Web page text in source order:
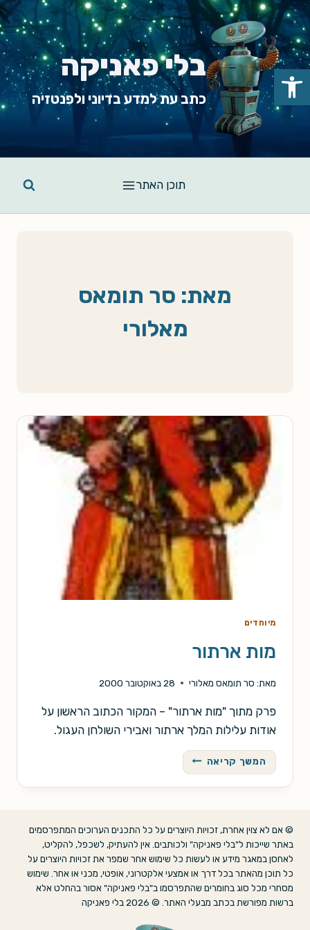
Skip
to
content
בלי פאניקה
כתב עת למדע בדיוני ולפנטזיה
תוכן האתר
מאת: סר תומאס
מאלורי
מיוחדים
מות ארתור
מאת: סר תומאס מאלורי 28 באוקטובר 2000
פרק מתוך "מות ארתור" – המקור הכתוב הראשון על
אודות עלילות המלך ארתור ואבירי השולחן העגול.
המשך קריאה מות
ארתור
© אם לא צוין אחרת, זכויות היוצרים על כל התכנים הערוכים המתפרסמים
באתר שייכות ל"בלי פאניקה" ולכותבים. אין להעתיק, לשכפל, להקליט,
לאחסן במאגר מידע או לעשות כל שימוש אחר שמפר את זכויות היוצרים על
כל תוכן מהאתר בכל דרך או אמצעי אלקטרוני, אופטי, מכני או אחר. שימוש
מסחרי מכל סוג בחומרים שהתפרסמו ב"בלי פאניקה" אסור בהחלט אלא
ברשות מפורשת בכתב מבעלי האתר. © 2026 בלי פאניקה
פתח סרגל נגישות